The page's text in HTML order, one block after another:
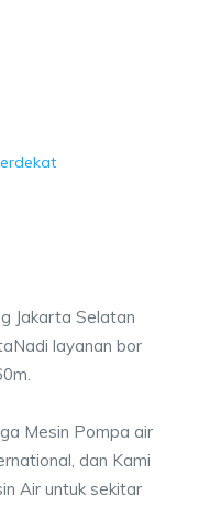
Jakarta Selatan
layanan bor
Mesin Pompa air
dan Kami
Air untuk sekitar